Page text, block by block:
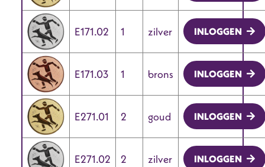
E171.02 1 zilver INLOGGEN
E171.03 1 brons INLOGGEN
E271.01 2 goud INLOGGEN
E271.02 2 zilver INLOGGEN